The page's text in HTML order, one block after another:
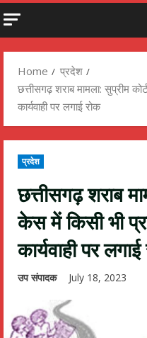
Home
प्रदेश
छत्तीसगढ़ शराब मामला: सुप्रीम
कार्यवाही पर लगाई रोक
प्रदेश
छत्तीसगढ़ शराब
केस में किसी भी
कार्यवाही पर
उप संपादक July 18, 2023